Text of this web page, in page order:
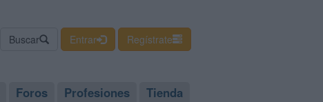
Buscar Entrar Regístrate
Foros Profesiones Tienda